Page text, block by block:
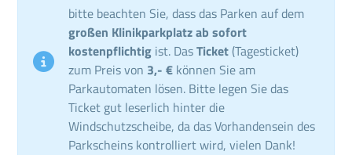
bitte beachten Sie, dass das Parken auf dem
großen Klinikparkplatz ab sofort
kostenpflichtig ist. DasTicket (Tagesticket)
zum Preis von 3,- € können Sie am
Parkautomaten lösen. Bitte legen Sie das
Ticket gut leserlich hinter die
Windschutzscheibe, da das Vorhandensein des
Parkscheins kontrolliert wird, vielen Dank!